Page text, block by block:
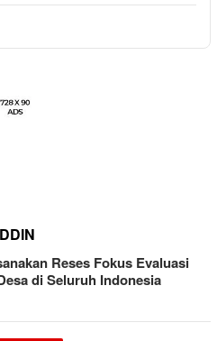
Reses Fokus Evaluasi
di Seluruh Indonesia